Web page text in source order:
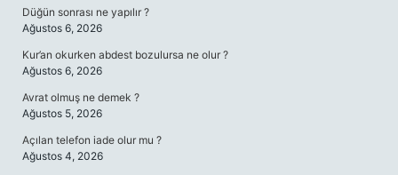
Düğün sonrası ne yapılır ?
Ağustos 6, 2026
Kur’an okurken abdest bozulursa ne olur ?
Ağustos 6, 2026
Avrat olmuş ne demek ?
Ağustos 5, 2026
Açılan telefon iade olur mu ?
Ağustos 4, 2026